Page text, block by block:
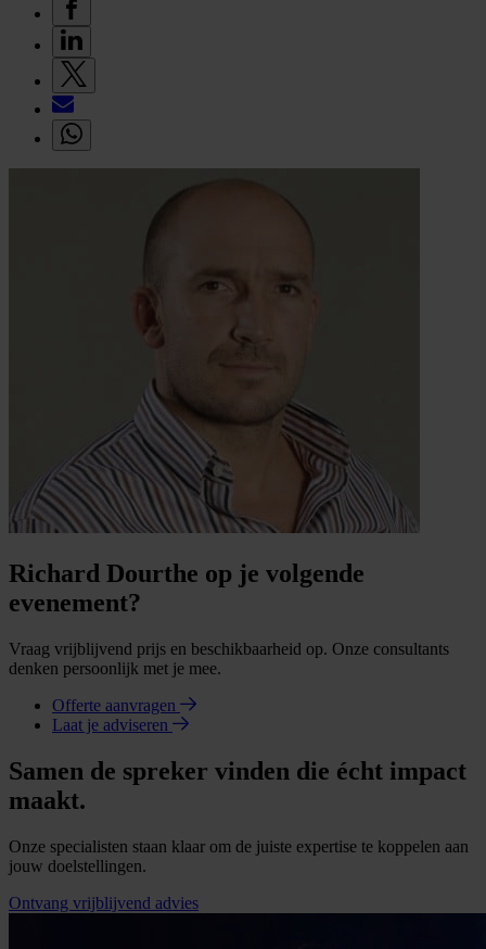
Richard Dourthe op je volgende
evenement?
Vraag vrijblijvend prijs en beschikbaarheid op. Onze consultants
denken persoonlijk met je mee.
Offerte aanvragen
Laat je adviseren
Samen de spreker vinden die écht impact
maakt.
Onze specialisten staan klaar om de juiste expertise te koppelen aan
jouw doelstellingen.
Ontvang vrijblijvend advies